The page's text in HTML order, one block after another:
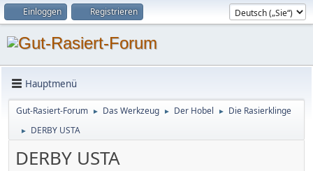
Einloggen Registrieren
Hauptmenü
Gut-Rasiert-Forum ► Das Werkzeug ► Der Hobel ► Die Rasierklinge
► DERBY USTA
DERBY USTA